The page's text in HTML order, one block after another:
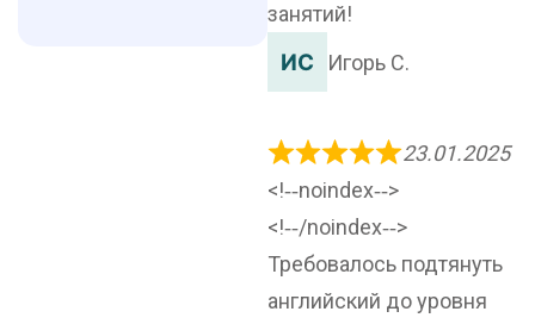
занятий!
Игорь С.
23.01.2025
<!‐‐noindex‐‐>
<!‐‐/noindex‐‐>
Требовалось подтянуть
английский до уровня